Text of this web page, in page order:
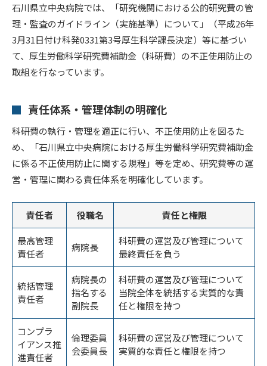
石川県立中央病院では、「研究機関における公的研究費の管
理・監査のガイドライン（実施基準）について」（平成26年
3月31日付け科発0331第3号厚生科学課長決定）等に基づい
て、厚生労働科学研究費補助金（科研費）の不正使用防止の
取組を行なっています。
責任体系・管理体制の明確化
科研費の執行・管理を適正に行い、不正使用防止を図るた
め、「石川県立中央病院における厚生労働科学研究費補助金
に係る不正使用防止に関する規程」等を定め、研究費等の運
営・管理に関わる責任体系を明確化しています。
責任者 役職名 責任と権限
最高管理
責任者
病院長
科研費の運営及び管理について
最終責任を負う
統括管理
責任者
病院長の
指名する
副院長
科研費の運営及び管理について
当院全体を統括する実質的な責
任と権限を持つ
コンプラ
イアンス推
進責任者
倫理委員
会委員長
科研費の運営及び管理について
実質的な責任と権限を持つ